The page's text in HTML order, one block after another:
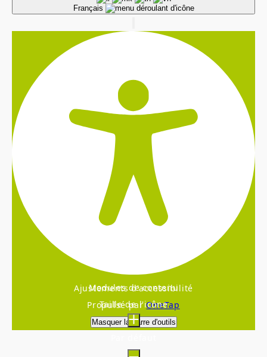
Français
Ajustements d'accessibilité
Propulsé parOneTap
Masquer la barre d'outils
Modules de contenu
Taille de l'icône